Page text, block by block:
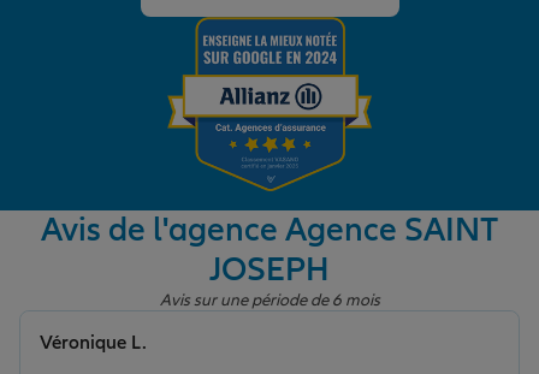
Transmission
Départ à la retraite
Préparer l’avenir
Assurance habitation
Le Pack Famille
Garantie des accidents de la vie
Assurance scolaire
Protection juridique
Allianz en France
Avis de l'agence Agence SAINT
JOSEPH
Avis sur une période de 6 mois
Véronique L.